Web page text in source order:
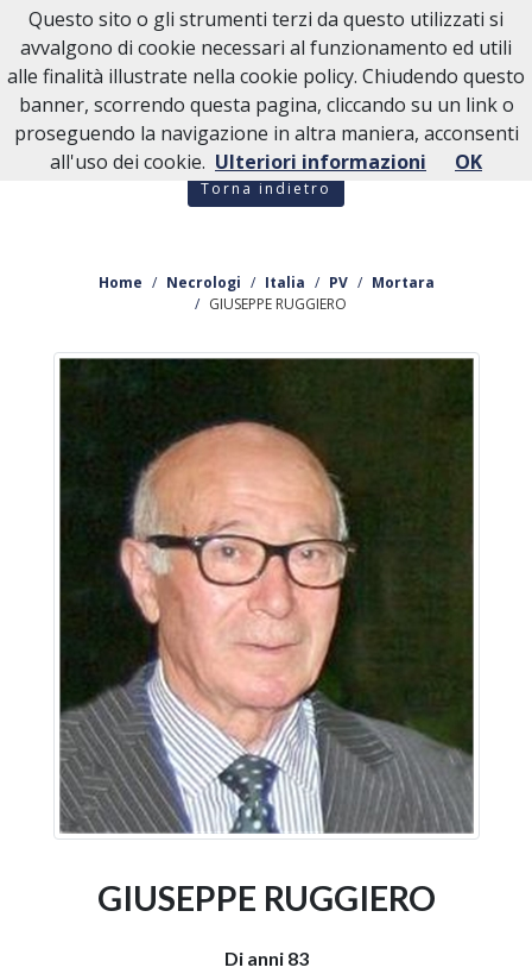
Torna indietro
Home Necrologi Italia PV
Mortara
GIUSEPPE RUGGIERO
GIUSEPPE RUGGIERO
Di anni 83
Questo sito o gli strumenti terzi da questo utilizzati si
avvalgono di cookie necessari al funzionamento ed utili
alle finalità illustrate nella cookie policy. Chiudendo questo
banner, scorrendo questa pagina, cliccando su un link o
proseguendo la navigazione in altra maniera, acconsenti
all'uso dei cookie. Ulteriori informazioni OK